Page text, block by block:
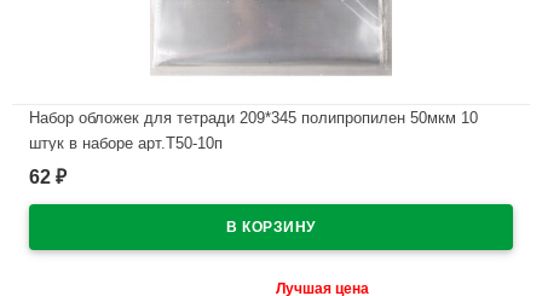
Набор обложек для тетради 209*345 полипропилен 50мкм 10
штук в наборе арт.Т50-10п
В наличии
62 ₽
Лучшая цена